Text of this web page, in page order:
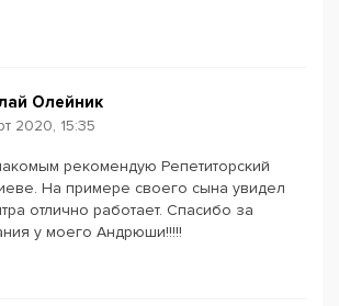
Олейник
2020, 15:35
рекомендую Репетиторский
На примере своего сына увидел
отлично работает. Спасибо за
у моего Андрюши!!!!!